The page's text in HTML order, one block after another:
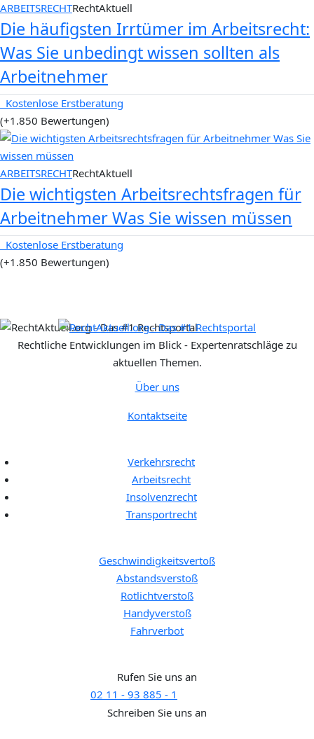
ARBEITSRECHTRechtAktuell
Die häufigsten Irrtümer im Arbeitsrecht:
Was Sie unbedingt wissen sollten als
Arbeitnehmer
Kostenlose Erstberatung
(+1.850 Bewertungen)
ARBEITSRECHTRechtAktuell
Die wichtigsten Arbeitsrechtsfragen für
Arbeitnehmer Was Sie wissen müssen
Kostenlose Erstberatung
(+1.850 Bewertungen)
Rechtliche Entwicklungen im Blick - Expertenratschläge zu
aktuellen Themen.
Über uns
Kontaktseite
Verkehrsrecht
Arbeitsrecht
Insolvenzrecht
Transportrecht
Geschwindigkeitsvertoß
Abstandsverstoß
Rotlichtverstoß
Handyverstoß
Fahrverbot
Rufen Sie uns an
02 11 - 93 885 - 1
Schreiben Sie uns an